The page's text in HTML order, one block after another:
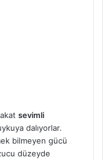
sevimli
dalıyorlar.
bilmeyen gücü
düzeyde